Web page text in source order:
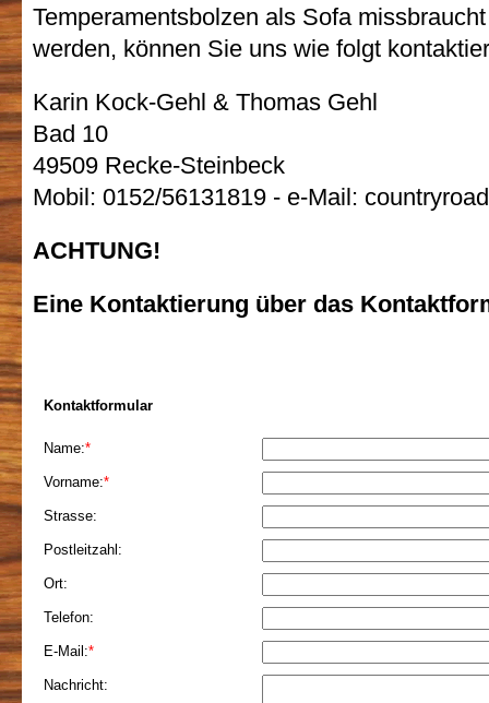
Temperamentsbolzen als Sofa
werden, können Sie uns wie folgt
Karin Kock-Gehl & Thomas Gehl
Bad 10
49509 Recke-Steinbeck
Mobil: 0152/56131819 - e-Mail:
ACHTUNG!
Eine Kontaktierung über das
Kontaktformular
Name:*
Vorname:*
Strasse:
Postleitzahl:
Ort:
Telefon:
E-Mail:*
Nachricht: